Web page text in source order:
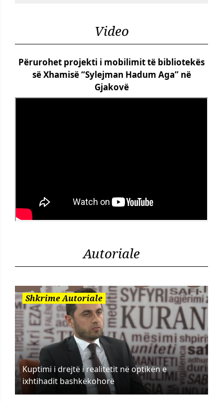
Video
Përurohet projekti i mobilimit të bibliotekës
së Xhamisë “Sylejman Hadum Aga” në
Gjakovë
Autoriale
Shkrime Autoriale
Kuptimi i drejtë i realitetit në optikën e
ixhtihadit bashkëkohorë